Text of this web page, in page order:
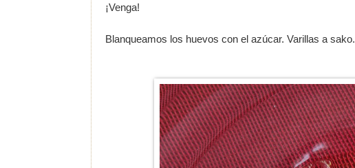
¡Venga!
Blanqueamos los huevos con el azúcar. Varillas a sako.